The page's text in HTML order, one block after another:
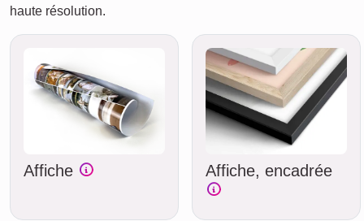
haute résolution.
Affiche Affiche, encadrée